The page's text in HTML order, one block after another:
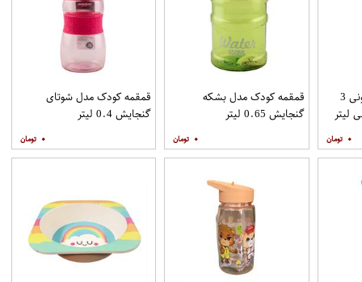
قمقمه کودک مدل کارتونی 3
۰
قمقمه کودک مدل بشکه
گنجایش 0.65 لیتر
۰
قمقمه کودک مدل شوتای
گنجایش 0.4 لیتر
۰